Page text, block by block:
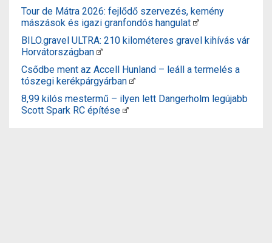
Tour de Mátra 2026: fejlődő szervezés, kemény
mászások és igazi granfondós hangulat
BILO.gravel ULTRA: 210 kilométeres gravel kihívás vár
Horvátországban
Csődbe ment az Accell Hunland – leáll a termelés a
tószegi kerékpárgyárban
8,99 kilós mestermű – ilyen lett Dangerholm legújabb
Scott Spark RC építése